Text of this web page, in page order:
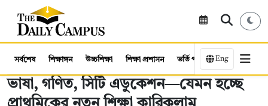
সর্বশেষ শিক্ষাঙ্গন উচ্চশিক্ষা শিক্ষা প্রশাসন ভর্তি পরীক্ষা কর্মসংস্থান
Eng
ভাষা, গণিত, সিটি এডুকেশন—যেমন হচ্ছে